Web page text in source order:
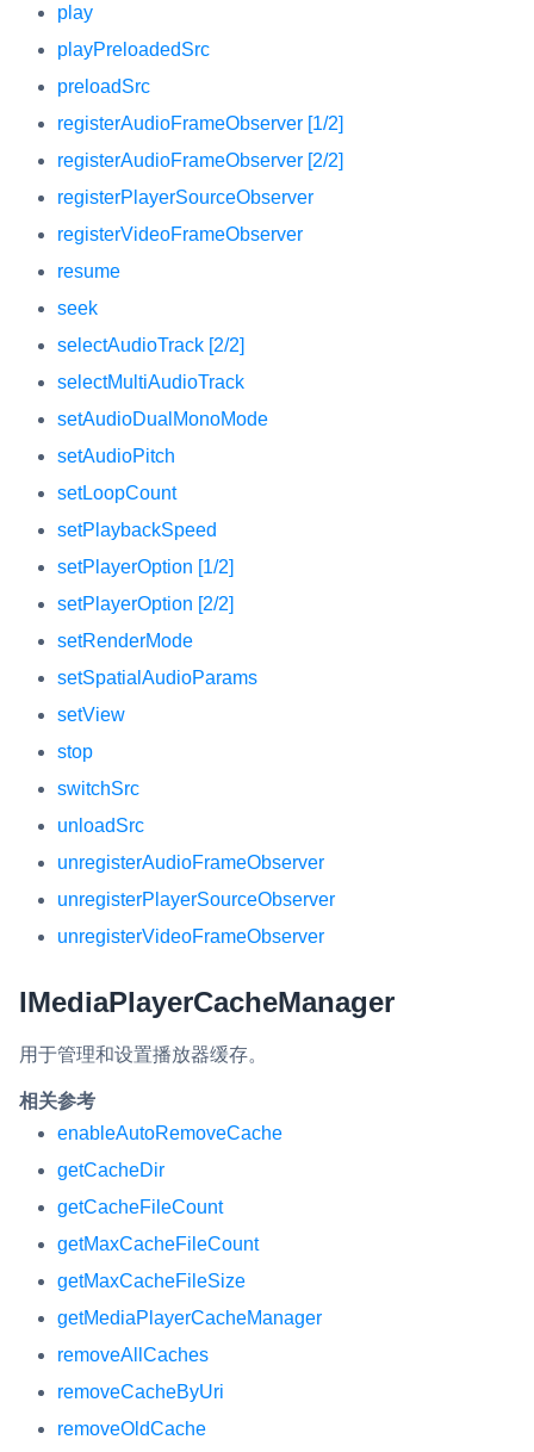
play
playPreloadedSrc
preloadSrc
registerAudioFrameObserver [1/2]
registerAudioFrameObserver [2/2]
registerPlayerSourceObserver
registerVideoFrameObserver
resume
seek
selectAudioTrack [2/2]
selectMultiAudioTrack
setAudioDualMonoMode
setAudioPitch
setLoopCount
setPlaybackSpeed
setPlayerOption [1/2]
setPlayerOption [2/2]
setRenderMode
setSpatialAudioParams
setView
stop
switchSrc
unloadSrc
unregisterAudioFrameObserver
unregisterPlayerSourceObserver
unregisterVideoFrameObserver
IMediaPlayerCacheManager
用于管理和设置播放器缓存。
相关参考
enableAutoRemoveCache
getCacheDir
getCacheFileCount
getMaxCacheFileCount
getMaxCacheFileSize
getMediaPlayerCacheManager
removeAllCaches
removeCacheByUri
removeOldCache